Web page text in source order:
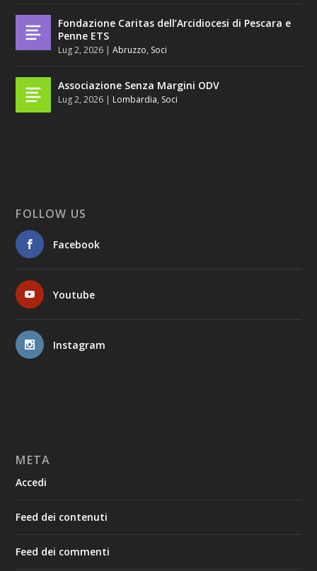
Fondazione Caritas dell’Arcidiocesi di Pescara e
Penne ETS
Lug 2, 2026 |Abruzzo, Soci
Associazione Senza Margini ODV
Lug 2, 2026 | Lombardia, Soci
FOLLOW US
Facebook
Youtube
Instagram
META
Accedi
Feed dei contenuti
Feed dei commenti